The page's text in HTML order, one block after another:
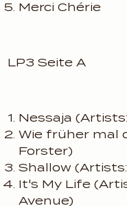
Merci Chérie
LP3 Seite A
Nessaja
Wie früher mal
Forster)
Shallow
It's My Life
Avenue)